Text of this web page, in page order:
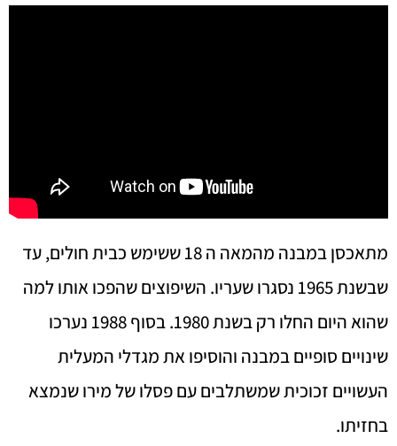
מתאכסן במבנה מהמאה ה 18 ששימש כבית חולים, עד
שבשנת 1965 נסגרו שעריו. השיפוצים שהפכו אותו למה
שהוא היום החלו רק בשנת 1980. בסוף 1988 נערכו
שינויים סופיים במבנה והוסיפו את מגדלי המעלית
העשויים זכוכית שמשתלבים עם פסלו של מירו שנמצא
בחזיתו.